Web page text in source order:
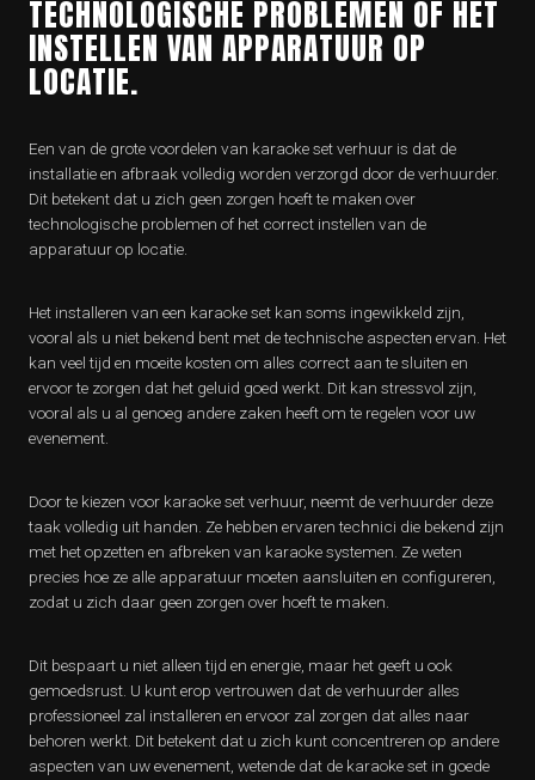
TECHNOLOGISCHE PROBLEMEN OF HET
INSTELLEN VAN APPARATUUR OP
LOCATIE.
Een van de grote voordelen van karaoke set verhuur is dat de
installatie en afbraak volledig worden verzorgd door de verhuurder.
Dit betekent dat u zich geen zorgen hoeft te maken over
technologische problemen of het correct instellen van de
apparatuur op locatie.
Het installeren van een karaoke set kan soms ingewikkeld zijn,
vooral als u niet bekend bent met de technische aspecten ervan. Het
kan veel tijd en moeite kosten om alles correct aan te sluiten en
ervoor te zorgen dat het geluid goed werkt. Dit kan stressvol zijn,
vooral als u al genoeg andere zaken heeft om te regelen voor uw
evenement.
Door te kiezen voor karaoke set verhuur, neemt de verhuurder deze
taak volledig uit handen. Ze hebben ervaren technici die bekend zijn
met het opzetten en afbreken van karaoke systemen. Ze weten
precies hoe ze alle apparatuur moeten aansluiten en configureren,
zodat u zich daar geen zorgen over hoeft te maken.
Dit bespaart u niet alleen tijd en energie, maar het geeft u ook
gemoedsrust. U kunt erop vertrouwen dat de verhuurder alles
professioneel zal installeren en ervoor zal zorgen dat alles naar
behoren werkt. Dit betekent dat u zich kunt concentreren op andere
aspecten van uw evenement, wetende dat de karaoke set in goede